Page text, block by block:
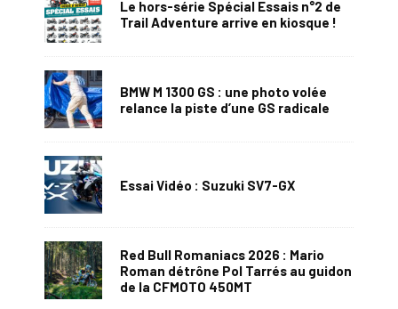
Le hors-série Spécial Essais n°2 de
Trail Adventure arrive en kiosque !
BMW M 1300 GS : une photo volée
relance la piste d’une GS radicale
Essai Vidéo : Suzuki SV7-GX
Red Bull Romaniacs 2026 : Mario
Roman détrône Pol Tarrés au guidon
de la CFMOTO 450MT